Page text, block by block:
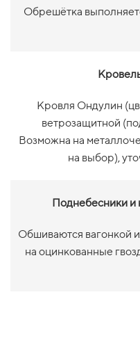
Обрешётка
Кровля Ондулин
ветрозащитной
Возможна на
на выбор),
Поднебесники и
Обшиваются вагонкой
на оцинкованные